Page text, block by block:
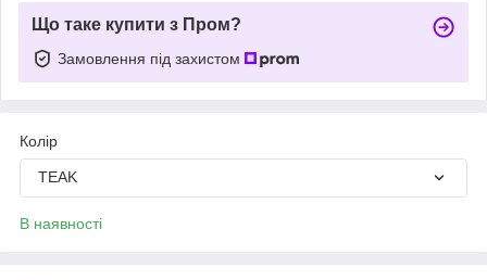
Що таке купити з Пром?
Замовлення під захистом
Колір
TEAK
В наявності